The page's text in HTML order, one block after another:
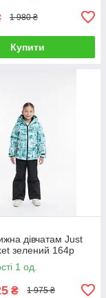
1 980 ₴
Купити
дівчатам Just
зелений 164р
1 од.
₴ 1 975 ₴